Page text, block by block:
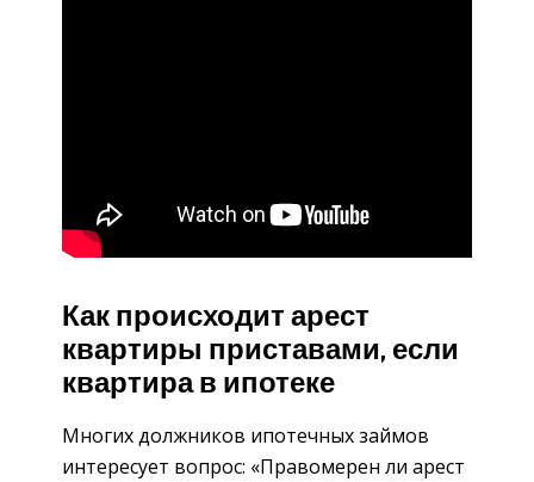
Как происходит арест
квартиры приставами, если
квартира в ипотеке
Многих должников ипотечных займов
интересует вопрос: «Правомерен ли арест